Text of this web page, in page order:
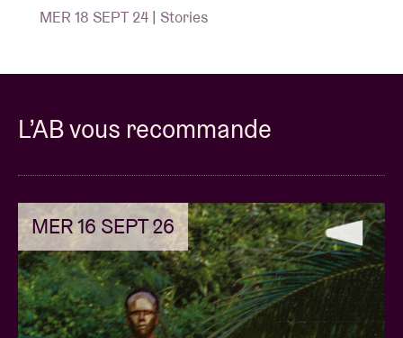
MER 18 SEPT 24 | Stories
L’AB vous recommande
MER 16 SEPT 26